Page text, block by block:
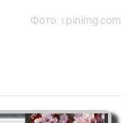
Фото: i.pinimg.com